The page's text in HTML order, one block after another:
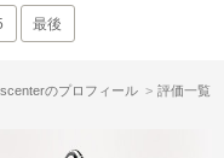
最後
のプロフィール 評価一覧